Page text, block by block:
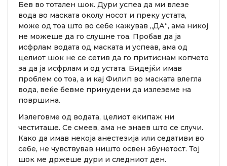
Бев во тотален шок. Дури успеа да ми влезе
вода во маската околу носот и преку устата,
може од тоа што во себе кажував „ДА“, ама никој
не можеше да го слушне тоа. Пробав да ја
исфрлам водата од маската и успеав, ама од
целиот шок не се сетив да го притиснам копчето
за да ја исфрлам и од устата. Бидејќи имав
проблем со тоа, а и кај Филип во маската влегла
вода, веќе бевме принудени да излеземе на
површина.
Излеговме од водата, целиот екипаж ни
честиташе. Се смеев, ама не знаев што се случи.
Како да имав некоја анестезија или седативи во
себе, не чувствував ништо освен збунетост. Тој
шок ме држеше дури и следниот ден.